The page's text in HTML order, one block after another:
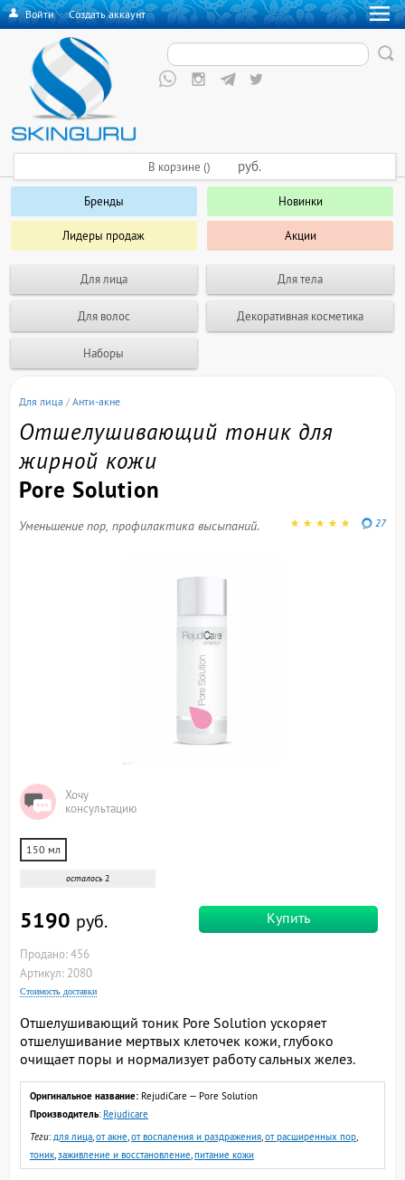
Войти·Создать аккаунт
Бренды Новинки
Лидеры продаж Акции
Для лица Для тела
Для волос Декоративная косметика
Наборы
В корзине () руб.
Для лица /Анти-акне
Отшелушивающий тоник для
жирной кожи
Pore Solution
27
Уменьшение пор, профилактика высыпаний.
Хочу
консультацию
150 мл
осталось 2
5190 руб. Купить
Продано: 456
Артикул: 2080
Стоимость доставки
Отшелушивающий тоник Pore Solution ускоряет
отшелушивание мертвых клеточек кожи, глубоко
очищает поры и нормализует работу сальных желез.
Оригинальное название: RejudiCare — Pore Solution
Производитель: Rejudicare
Теги:для лица,от акне,от воспаления и раздражения,от расширенных пор,
тоник,заживление и восстановление,питание кожи